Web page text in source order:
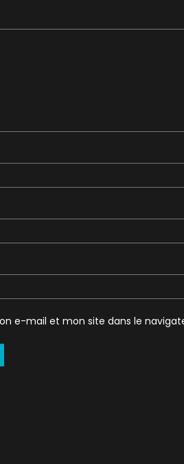
e-mail et mon site dans le